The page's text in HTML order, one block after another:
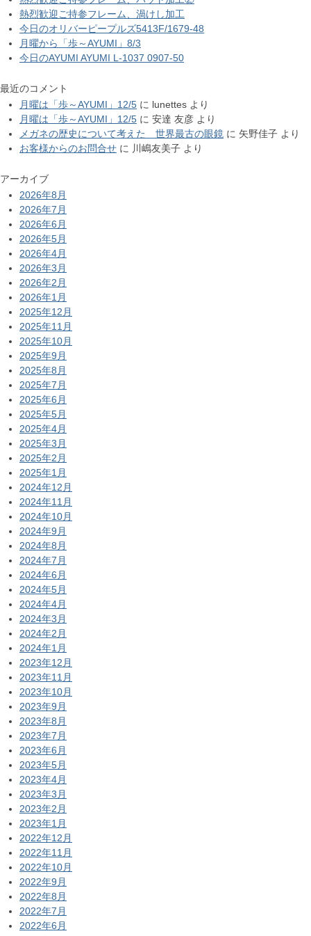
熱烈歓迎ご持参フレーム、渦けし加工
今日のオリバーピープルズ5413F/1679-48
月曜から「歩～AYUMI」8/3
今日のAYUMI AYUMI L-1037 0907-50
最近のコメント
月曜は「歩～AYUMI」12/5 に lunettes より
月曜は「歩～AYUMI」12/5 に 安達 友彦 より
メガネの歴史について考えた 世界最古の眼鏡 に 矢野佳子 より
お客様からのお問合せ に 川嶋友美子 より
アーカイブ
2026年8月
2026年7月
2026年6月
2026年5月
2026年4月
2026年3月
2026年2月
2026年1月
2025年12月
2025年11月
2025年10月
2025年9月
2025年8月
2025年7月
2025年6月
2025年5月
2025年4月
2025年3月
2025年2月
2025年1月
2024年12月
2024年11月
2024年10月
2024年9月
2024年8月
2024年7月
2024年6月
2024年5月
2024年4月
2024年3月
2024年2月
2024年1月
2023年12月
2023年11月
2023年10月
2023年9月
2023年8月
2023年7月
2023年6月
2023年5月
2023年4月
2023年3月
2023年2月
2023年1月
2022年12月
2022年11月
2022年10月
2022年9月
2022年8月
2022年7月
2022年6月